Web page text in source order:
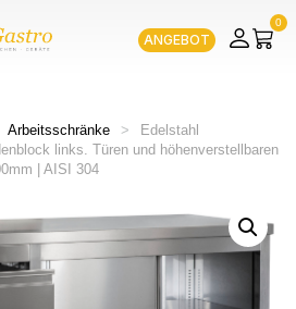
ANGEBOT
0
Arbeitsschränke >
Edelstahl
links. Türen und höhenverstellbaren
| AISI 304